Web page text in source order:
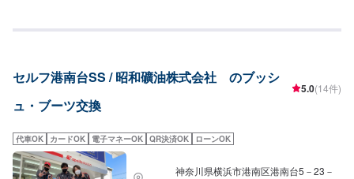
セルフ港南台SS / 昭和礦油株式会社 のブッシ
ュ・ブーツ交換
5.0(14件)
代車OK カードOK 電子マネーOK QR決済OK ローンOK
神奈川県横浜市港南区港南台5－23－